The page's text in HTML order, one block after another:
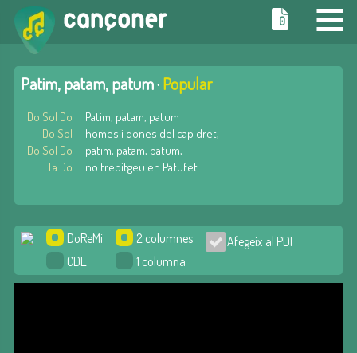
≡
0
Patim, patam, patum ·Popular
Do Sol Do
Do Sol
Do Sol Do
Fa Do
Patim, patam, patum
homes i dones del cap dret,
patim, patam, patum,
no trepitgeu en Patufet
DoReMi
CDE
2 columnes
1 columna
Afegeix al PDF